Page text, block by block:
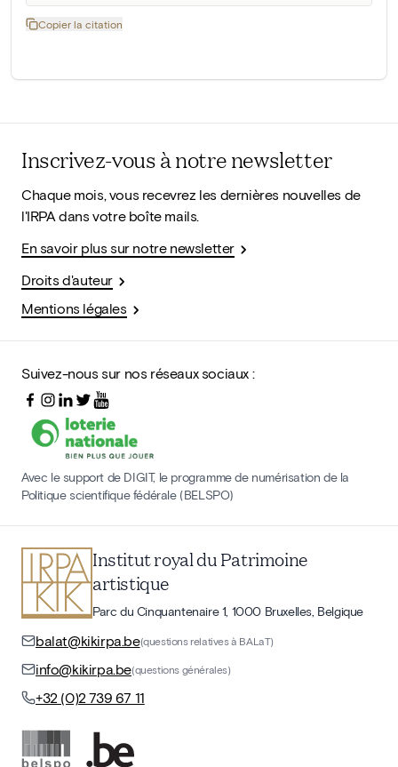
Copier la citation
Inscrivez-vous à notre newsletter
Chaque mois, vous recevrez les dernières nouvelles de
l'IRPA dans votre boîte mails.
En savoir plus sur notre newsletter
Droits d'auteur
Mentions légales
Suivez-nous sur nos réseaux sociaux :
Avec le support de DIGIT, le programme de numérisation de la
Politique scientifique fédérale (BELSPO)
Institut royal du Patrimoine
artistique
Parc du Cinquantenaire 1, 1000 Bruxelles, Belgique
balat@kikirpa.be(questions relatives à BALaT)
info@kikirpa.be(questions générales)
+32 (0)2 739 67 11